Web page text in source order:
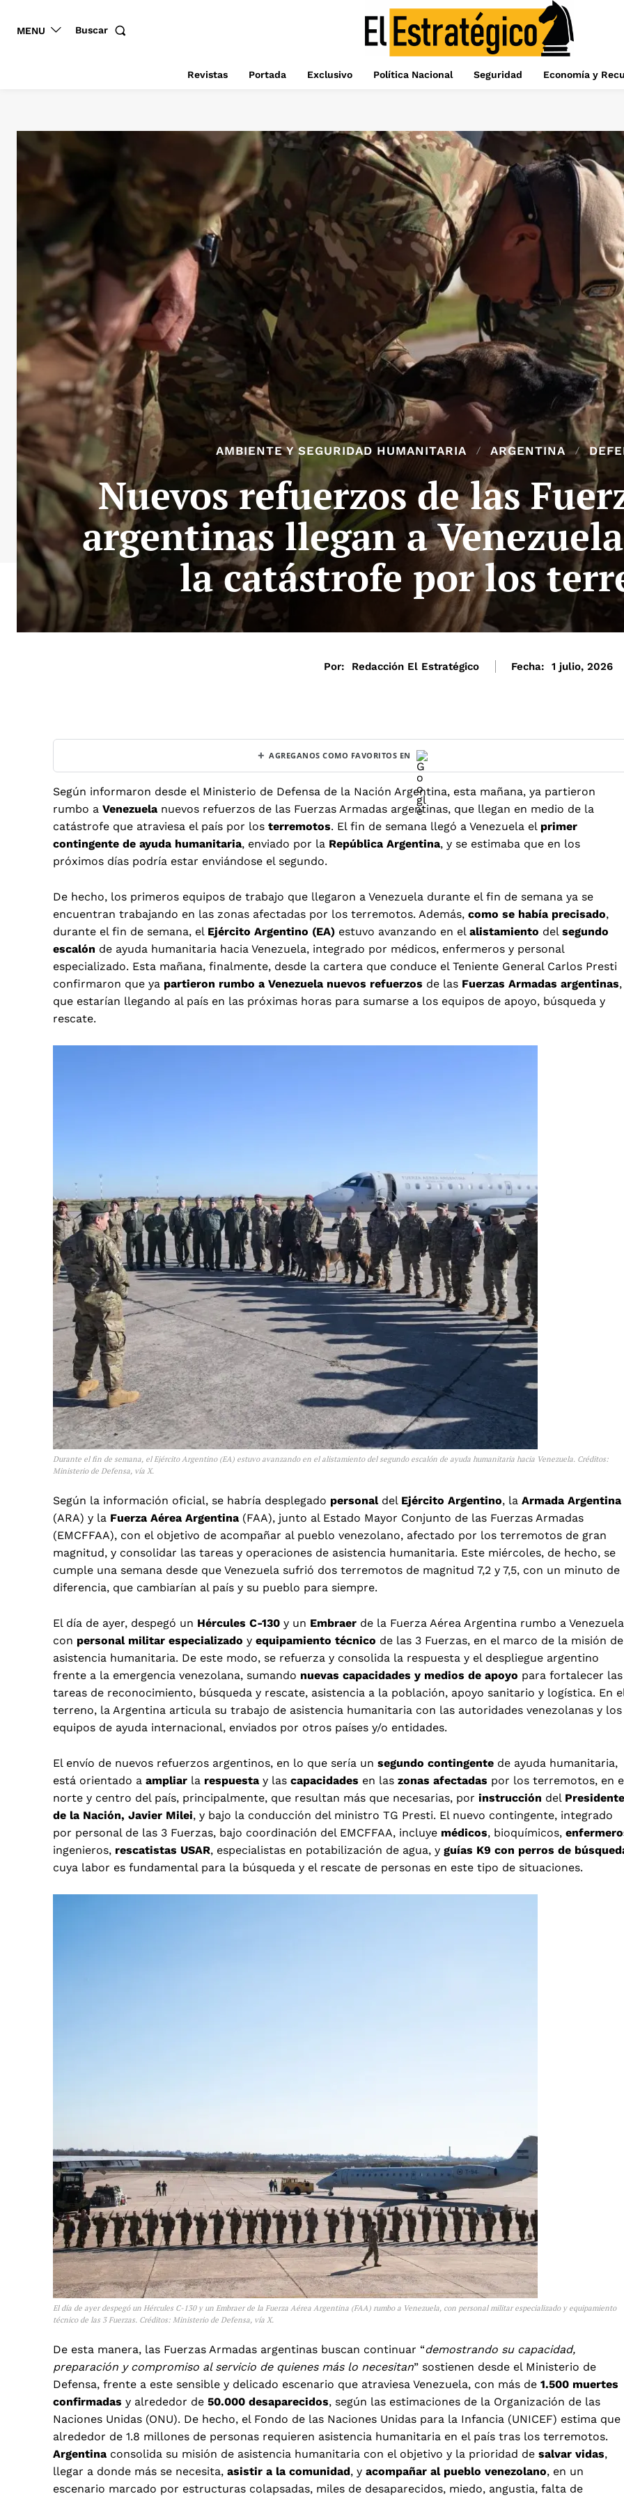
MENU Buscar
Revistas Portada Exclusivo Política Nacional Seguridad Economía y
AMBIENTE Y SEGURIDAD HUMANITARIA ARGENTINA
Nuevos refuerzos de las
argentinas llegan a
la catástrofe por los
Por: Redacción El Estratégico Fecha: 1 julio, 2026
+ AGREGANOS COMO FAVORITOS EN
Según informaron desde el Ministerio de Defensa de la Nación Argentina, esta mañana, ya partieron
rumbo a Venezuela nuevos refuerzos de las Fuerzas Armadas argentinas, que llegan en medio de la
catástrofe que atraviesa el país por los terremotos. El fin de semana llegó a Venezuela el primer
contingente de ayuda humanitaria, enviado por la República Argentina, y se estimaba que en los
próximos días podría estar enviándose el segundo.
De hecho, los primeros equipos de trabajo que llegaron a Venezuela durante el fin de semana ya se
encuentran trabajando en las zonas afectadas por los terremotos. Además, como se había precisado,
durante el fin de semana, el Ejército Argentino (EA) estuvo avanzando en el alistamiento del segundo
escalón de ayuda humanitaria hacia Venezuela, integrado por médicos, enfermeros y personal
especializado. Esta mañana, finalmente, desde la cartera que conduce el Teniente General Carlos Presti
confirmaron que ya partieron rumbo a Venezuela nuevos refuerzos de las Fuerzas Armadas argentinas,
que estarían llegando al país en las próximas horas para sumarse a los equipos de apoyo, búsqueda y
rescate.
Durante el fin de semana, el Ejército Argentino (EA) estuvo avanzando en el alistamiento del segundo escalón de ayuda humanitaria hacia Venezuela. Créditos:
Ministerio de Defensa, vía X.
Según la información oficial, se habría desplegado personaldel Ejército Argentino, la Armada Argentina
(ARA) y la Fuerza Aérea Argentina (FAA), junto al Estado Mayor Conjunto de las Fuerzas Armadas
(EMCFFAA), con el objetivo de acompañar al pueblo venezolano, afectado por los terremotos de gran
magnitud, y consolidar las tareas y operaciones de asistencia humanitaria. Este miércoles, de hecho, se
cumple una semana desde que Venezuela sufrió dos terremotos de magnitud 7,2 y 7,5, con un minuto de
diferencia, que cambiarían al país y su pueblo para siempre.
El día de ayer, despegó un Hércules C-130 y un Embraer de la Fuerza Aérea Argentina rumbo a
con personal militar especializado y equipamiento técnico de las 3 Fuerzas, en el marco de la misión de
asistencia humanitaria. De este modo, se refuerza y consolida la respuesta y el despliegue argentino
frente a la emergencia venezolana, sumando nuevas capacidades y medios de apoyo para fortalecer las
tareas de reconocimiento, búsqueda y rescate, asistencia a la población, apoyo sanitario y logística. En
terreno, la Argentina articula su trabajo de asistencia humanitaria con las autoridades venezolanas y los
equipos de ayuda internacional, enviados por otros países y/o entidades.
El envío de nuevos refuerzos argentinos, en lo que sería un segundo contingente de ayuda humanitaria,
está orientado a ampliar la respuesta y las capacidades en las zonas afectadas por los terremotos, en
norte y centro del país, principalmente, que resultan más que necesarias, por instrucción del Presidente
de la Nación, Javier Milei, y bajo la conducción del ministro TG Presti. El nuevo contingente, integrado
por personal de las 3 Fuerzas, bajo coordinación del EMCFFAA, incluye médicos, bioquímicos,
ingenieros, rescatistas USAR, especialistas en potabilización de agua, y guías K9 con perros de
cuya labor es fundamental para la búsqueda y el rescate de personas en este tipo de situaciones.
El día de ayer despegó un Hércules C-130 y un Embraer de la Fuerza Aérea Argentina (FAA) rumbo a Venezuela, con personal militar especializado y equipamiento
técnico de las 3 Fuerzas. Créditos: Ministerio de Defensa, vía X.
De esta manera, las Fuerzas Armadas argentinas buscan continuar “demostrando su capacidad,
preparación y compromiso al servicio de quienes más lo necesitan” sostienen desde el Ministerio de
Defensa, frente a este sensible y delicado escenario que atraviesa Venezuela, con más de 1.500 muertes
confirmadas y alrededor de 50.000 desaparecidos, según las estimaciones de la Organización de las
Naciones Unidas (ONU). De hecho, el Fondo de las Naciones Unidas para la Infancia (UNICEF) estima que
alrededor de 1.8 millones de personas requieren asistencia humanitaria en el país tras los terremotos.
Argentina consolida su misión de asistencia humanitaria con el objetivo y la prioridad de salvar vidas,
llegar a donde más se necesita, asistir a la comunidad, y acompañar al pueblo venezolano, en un
escenario marcado por estructuras colapsadas, miles de desaparecidos, miedo, angustia, falta de